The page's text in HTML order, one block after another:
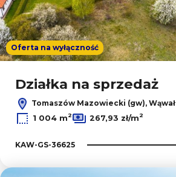
Oferta na wyłączność
Działka na sprzedaż
Tomaszów Mazowiecki (gw), Wąwał
1 004 m2 267,93 zł/m2
KAW-GS-36625